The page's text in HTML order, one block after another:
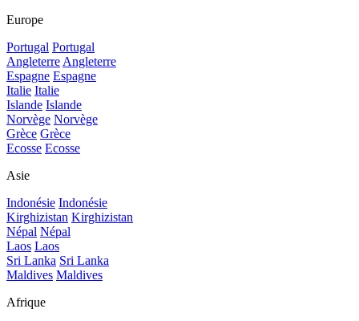
Europe
Portugal Portugal
Angleterre Angleterre
Espagne Espagne
Italie Italie
Islande Islande
Norvège Norvège
Grèce Grèce
Ecosse Ecosse
Asie
Indonésie Indonésie
Kirghizistan Kirghizistan
Népal Népal
Laos Laos
Sri Lanka Sri Lanka
Maldives Maldives
Afrique